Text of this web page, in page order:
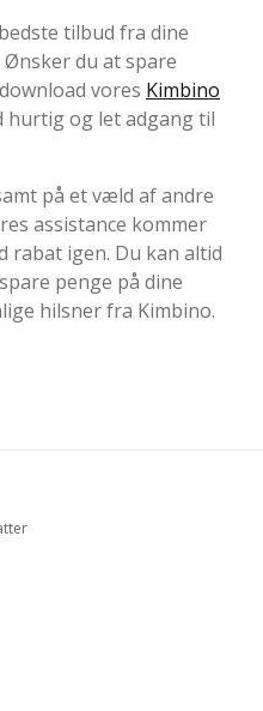
tilbud fra dine
du at spare
vores Kimbino
hurtig og let adgang til
på et væld af andre
assistance kommer
rabat igen. Du kan altid
penge på dine
hilsner fra Kimbino.